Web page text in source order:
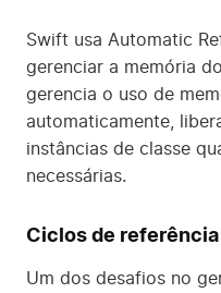
Swift usa Automatic
gerenciar a memória
gerencia o uso de
automaticamente,
instâncias de classe
necessárias.
Ciclos de
Um dos desafios no